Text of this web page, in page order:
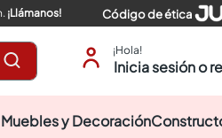
¡Llámanos! Código de ética
¡Hola!
Inicia sesión o
Muebles y Decoración